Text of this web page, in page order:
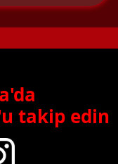
takip edin